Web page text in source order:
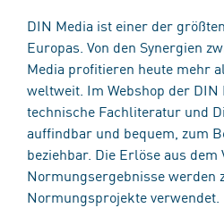
DIN Media ist einer der
Europas. Von den Synergien
Media profitieren heute mehr
weltweit. Im Webshop der DIN
technische Fachliteratur und
auffindbar und bequem, zum
beziehbar. Die Erlöse aus dem
Normungsergebnisse werden
Normungsprojekte verwendet.